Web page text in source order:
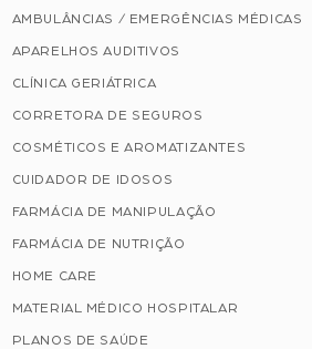
AMBULÂNCIAS / EMERGÊNCIAS MÉDICAS
APARELHOS AUDITIVOS
CLÍNICA GERIÁTRICA
CORRETORA DE SEGUROS
COSMÉTICOS E AROMATIZANTES
CUIDADOR DE IDOSOS
FARMÁCIA DE MANIPULAÇÃO
FARMÁCIA DE NUTRIÇÃO
HOME CARE
MATERIAL MÉDICO HOSPITALAR
PLANOS DE SAÚDE